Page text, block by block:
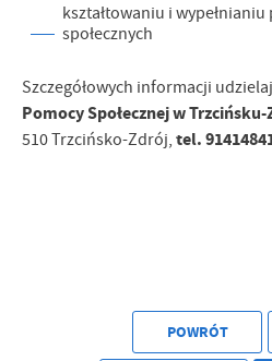
kształtowaniu i
społecznych
Szczegółowych informacji
Pomocy Społecznej w
510 Trzcińsko-Zdrój, tel.
POWRÓT